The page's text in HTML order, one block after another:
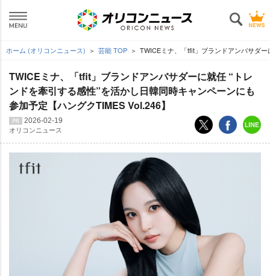
ホーム (オリコンニュース) 芸能 TOP TWICEミナ、「tfit」ブランドアンバサダ
TWICEミナ、「tfit」ブランドアンバサダーに就任 “トレ
ンドを牽引する感性”を活かし日韓同時キャンペーンにも
参加予定【ハングクTIMES Vol.246】
2026-02-19
オリコンニュース